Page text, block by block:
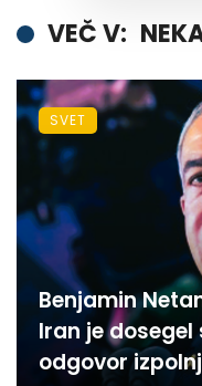
VEČ V:
Benjamin
Iran je dosegel
odgovor
SVET